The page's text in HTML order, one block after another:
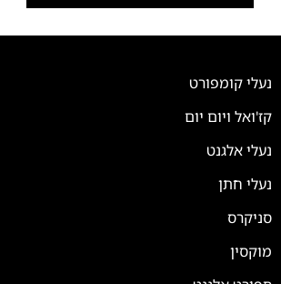
נעלי קומפורט
קז'ואל ויום יום
נעלי אלגנט
נעלי חתן
סניקרס
מוקסין
💬